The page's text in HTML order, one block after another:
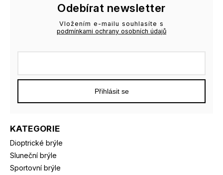
KATEGORIE
Dioptrické brýle
Sluneční brýle
Sportovní brýle
Odebírat newsletter
Vložením e-mailu souhlasíte s
podmínkami ochrany osobních údajů
Přihlásit se